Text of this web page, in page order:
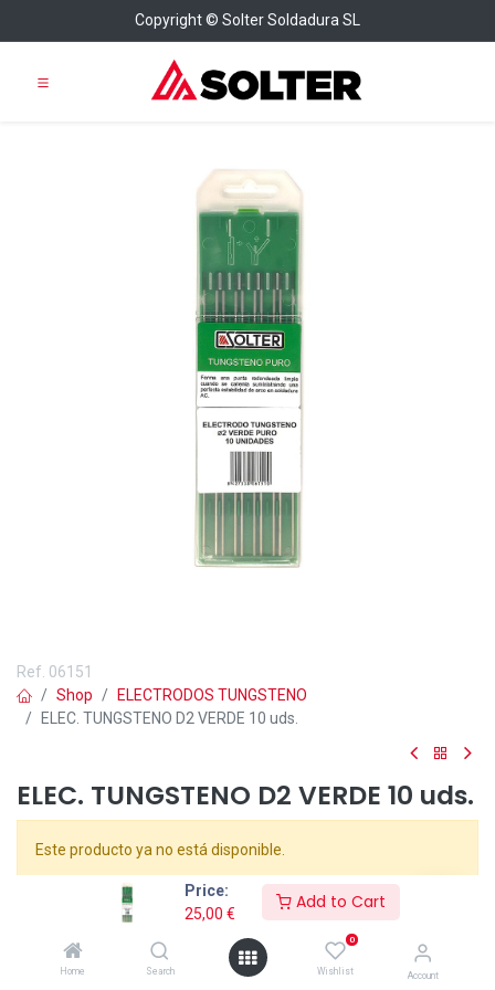
Price:
25,00 €
Add to Cart
Home Search
0
Wishlist Account
Copyright © Solter Soldadura SL
Ref. 06151
Shop
ELECTRODOS TUNGSTENO
ELEC. TUNGSTENO D2 VERDE 10 uds.
ELEC. TUNGSTENO D2 VERDE 10 uds.
Este producto ya no está disponible.
Electrodo de Tungsteno puro, color verdeØ2mm. Para AC